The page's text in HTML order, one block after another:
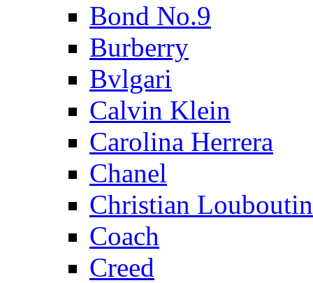
Bond No.9
Burberry
Bvlgari
Calvin Klein
Carolina Herrera
Chanel
Christian Louboutin
Coach
Creed